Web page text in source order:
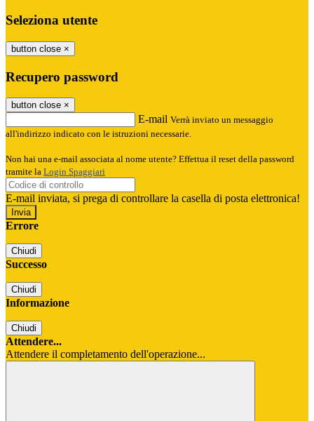
Seleziona utente
button close ×
Recupero password
button close ×
E-mail Verrà inviato un messaggio
all'indirizzo indicato con le istruzioni necessarie.
Non hai una e-mail associata al nome utente? Effettua il reset della password
tramite la Login Spaggiari
E-mail inviata, si prega di controllare la casella di posta elettronica!
Errore
Chiudi
Successo
Chiudi
Informazione
Chiudi
Attendere...
Attendere il completamento dell'operazione...